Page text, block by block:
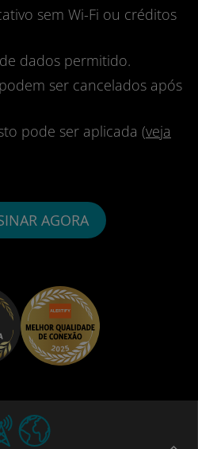
sem Wi-Fi ou créditos
dados permitido.
ser cancelados após
pode ser aplicada (veja
AGORA